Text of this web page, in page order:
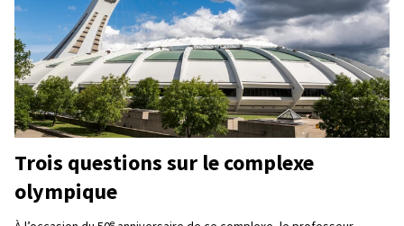
Trois questions sur le complexe
olympique
e